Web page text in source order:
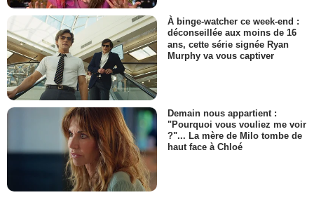
À binge-watcher ce week-end :
déconseillée aux moins de 16
ans, cette série signée Ryan
Murphy va vous captiver
Demain nous appartient :
"Pourquoi vous vouliez me voir
?"... La mère de Milo tombe de
haut face à Chloé